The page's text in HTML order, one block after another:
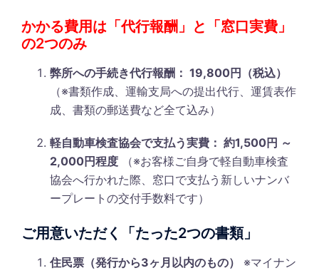
かかる費用は「代行報酬」と「窓口実費」
の2つのみ
弊所への手続き代行報酬： 19,800円（税込）
（※書類作成、運輸支局への提出代行、運賃表作
成、書類の郵送費など全て込み）
軽自動車検査協会で支払う実費： 約1,500円 ～
2,000円程度 （※お客様ご自身で軽自動車検査
協会へ行かれた際、窓口で支払う新しいナンバ
ープレートの交付手数料です）
ご用意いただく「たった2つの書類」
住民票（発行から3ヶ月以内のもの）
※マイナン